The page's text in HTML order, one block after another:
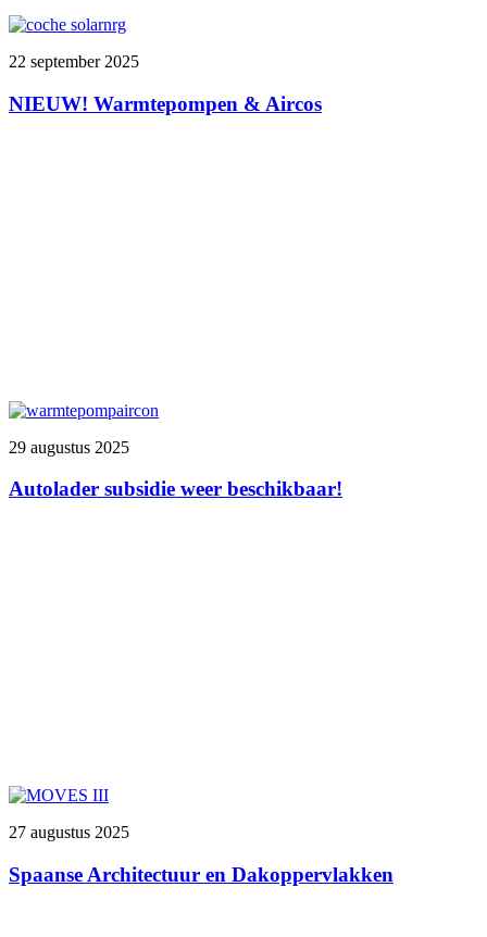
22 september 2025
NIEUW! Warmtepompen & Aircos
29 augustus 2025
Autolader subsidie weer beschikbaar!
27 augustus 2025
Spaanse Architectuur en Dakoppervlakken